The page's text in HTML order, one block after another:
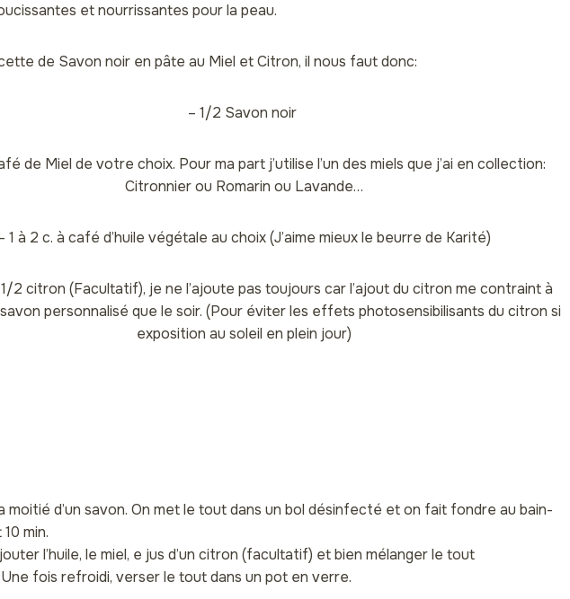
et nourrissantes pour la peau.
de Savon noir en pâte au Miel et Citron, il nous faut donc:
– 1/2 Savon noir
de Miel de votre choix. Pour ma part j’utilise l’un des miels que j’ai en collection:
Citronnier ou Romarin ou Lavande…
1 à 2 c. à café d’huile végétale au choix (J’aime mieux le beurre de Karité)
2 citron (Facultatif), je ne l’ajoute pas toujours car l’ajout du citron me contraint à
savon personnalisé que le soir. (Pour éviter les effets photosensibilisants du citron si
exposition au soleil en plein jour)
moitié d’un savon. On met le tout dans un bol désinfecté et on fait fondre au bain-
min.
l’huile, le miel, e jus d’un citron (facultatif) et bien mélanger le tout
Une fois refroidi, verser le tout dans un pot en verre.